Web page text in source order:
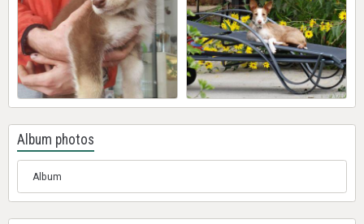
Album photos
Album